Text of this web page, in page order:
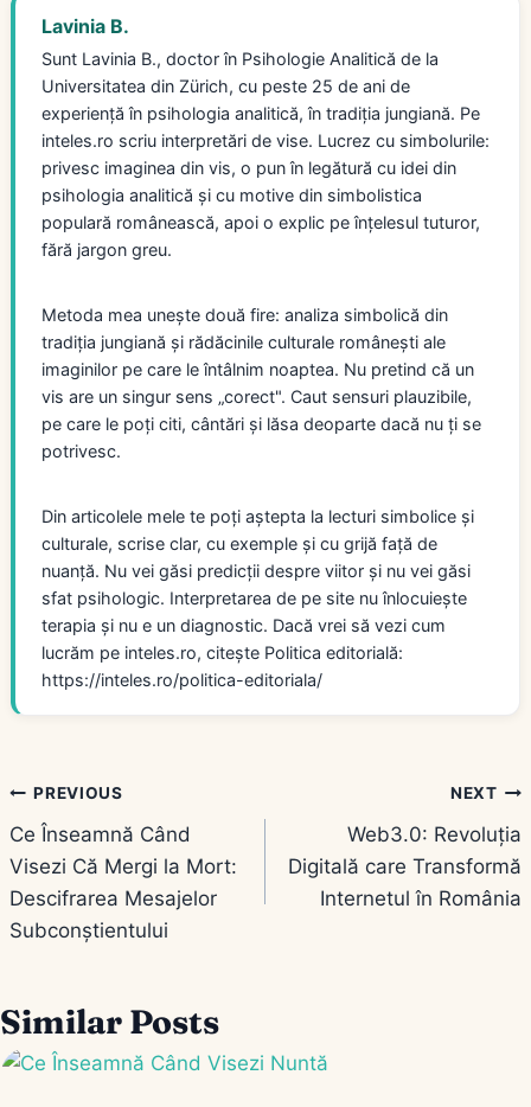
Lavinia B.
Sunt Lavinia B., doctor în Psihologie Analitică de la
Universitatea din Zürich, cu peste 25 de ani de
experiență în psihologia analitică, în tradiția jungiană. Pe
inteles.ro scriu interpretări de vise. Lucrez cu simbolurile:
privesc imaginea din vis, o pun în legătură cu idei din
psihologia analitică și cu motive din simbolistica
populară românească, apoi o explic pe înțelesul tuturor,
fără jargon greu.
Metoda mea unește două fire: analiza simbolică din
tradiția jungiană și rădăcinile culturale românești ale
imaginilor pe care le întâlnim noaptea. Nu pretind că un
vis are un singur sens „corect". Caut sensuri plauzibile,
pe care le poți citi, cântări și lăsa deoparte dacă nu ți se
potrivesc.
Din articolele mele te poți aștepta la lecturi simbolice și
culturale, scrise clar, cu exemple și cu grijă față de
nuanță. Nu vei găsi predicții despre viitor și nu vei găsi
sfat psihologic. Interpretarea de pe site nu înlocuiește
terapia și nu e un diagnostic. Dacă vrei să vezi cum
lucrăm pe inteles.ro, citește Politica editorială:
https://inteles.ro/politica-editoriala/
Navigare
în
articole
PREVIOUS
Ce Înseamnă Când
Visezi Că Mergi la Mort:
Descifrarea Mesajelor
Subconștientului
NEXT
Web3.0: Revoluția
Digitală care Transformă
Internetul în România
Similar Posts